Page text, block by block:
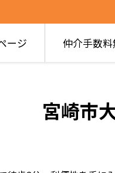
ージ 仲介手数
宮崎市